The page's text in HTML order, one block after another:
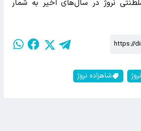
نروژ در سال‌های اخیر به شمار
نروژ شاهزاده نروژ